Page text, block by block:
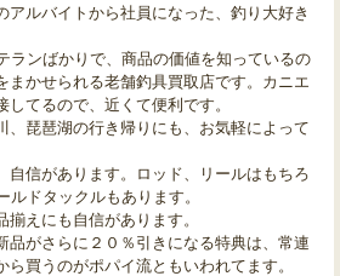
アルバイトから社員になった、釣り大好き
ランばかりで、商品の価値を知っているの
まかせられる老舗釣具買取店です。カニエ
てるので、近くて便利です。
、琵琶湖の行き帰りにも、お気軽によって
自信があります。ロッド、リールはもちろ
ルドタックルもあります。
えにも自信があります。
品がさらに２０％引きになる特典は、常連
買うのがポパイ流ともいわれてます。